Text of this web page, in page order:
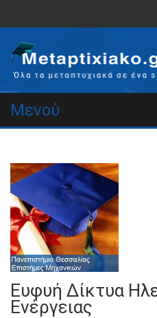
Μενού
Ευφυή Δίκτυα
Ενέργειας